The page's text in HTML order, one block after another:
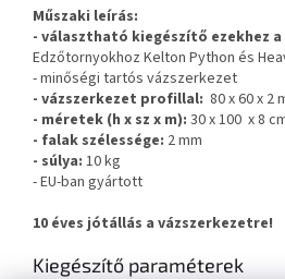
Műszaki leírás:
- választható kiegészítő ezekhez a
Edzőtornyokhoz Kelton Python és
- minőségi tartós vázszerkezet
- vázszerkezet profillal: 80 x 60 x 2
- méretek (h x sz x m): 30 x 100 x 8
- falak szélessége: 2 mm
- súlya: 10 kg
- EU-ban gyártott
10 éves jótállás a vázszerkezetre!
Kiegészítő paraméterek